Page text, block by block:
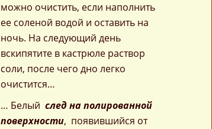
можно очистить, если наполнить
ее соленой водой и оставить на
ночь. На следующий день
вскипятите в кастрюле раствор
соли, после чего дно легко
очистится…
… Белый след на полированной
поверхности, появившийся от